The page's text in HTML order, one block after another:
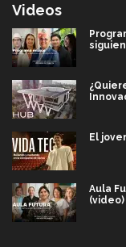
Videos
El
Aula
(video)